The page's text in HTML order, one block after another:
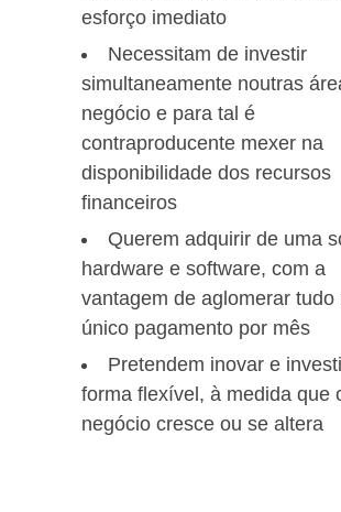
esforço imediato
Necessitam de investir
simultaneamente noutras
negócio e para tal é
contraproducente mexer na
disponibilidade dos recursos
financeiros
Querem adquirir de uma
hardware e software, com a
vantagem de aglomerar tudo
único pagamento por mês
Pretendem inovar e
forma flexível, à medida que
negócio cresce ou se altera